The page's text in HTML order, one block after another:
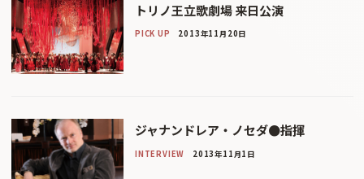
トリノ王立歌劇場 来日公演
PICK UP 2013年11月20日
ジャナンドレア・ノセダ●指揮
INTERVIEW 2013年11月1日